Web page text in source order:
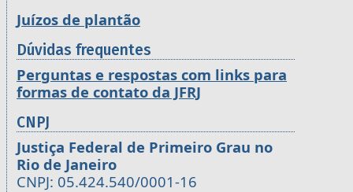
Juízos de plantão
Dúvidas frequentes
Perguntas e respostas com links para
formas de contato da JFRJ
CNPJ
Justiça Federal de Primeiro Grau no
Rio de Janeiro
CNPJ: 05.424.540/0001-16